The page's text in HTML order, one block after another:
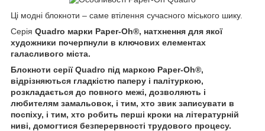
Ці модні блокноти – саме втілення сучасного міського шику.
Серія Quadro марки Paper-Oh®, натхнення для якої
художники почерпнули в ключових елементах
галасливого міста.
Блокноти серіїQuadro під маркою Paper-Oh®,
відрізняються гладкістю паперу і палітуркою,
розкладається до повного межі, дозволяють і
любителям замальовок, і тим, хто звик записувати в
поспіху, і тим, хто робить перші кроки на літературній
ниві, домогтися безперервності трудового процесу.